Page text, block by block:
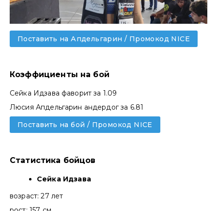
Поставить на Апдельгарин / Промокод NICE
Коэффициенты на бой
Сейка Идзава фаворит за 1.09
Люсия Апдельгарин андердог за 6.81
Поставить на бой / Промокод NICE
Статистика бойцов
Сейка Идзава
возраст: 27 лет